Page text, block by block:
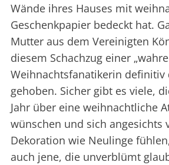
Wände ihres Hauses mit
Geschenkpapier bedeckt hat.
Mutter aus dem Vereinigten
diesem Schachzug einer
Weihnachtsfanatikerin definitiv
gehoben. Sicher gibt es viele,
Jahr über eine weihnachtliche
wünschen und sich angesichts
Dekoration wie Neulinge
auch jene, die unverblümt